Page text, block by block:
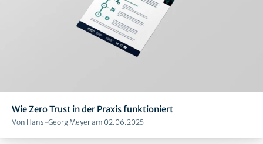
Wie Zero Trust in der Praxis funktioniert
Von Hans-Georg Meyer am 02.06.2025